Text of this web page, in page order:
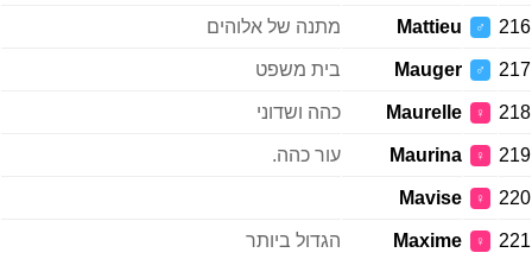
216
♂
Mattieu מתנה של אלוהים
217
♂
Mauger בית משפט
218
♀
Maurelle כהה ושדוני
219
♀
Maurina עור כהה.
220
♀
Mavise
221
♀
Maxime הגדול ביותר